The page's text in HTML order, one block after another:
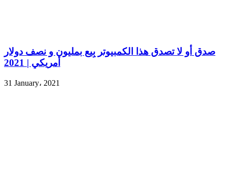
صدق أو لا تصدق هذا الكمبيوتر بِيع بمليون و نصف دولار
أمريكي | 2021
31 January، 2021